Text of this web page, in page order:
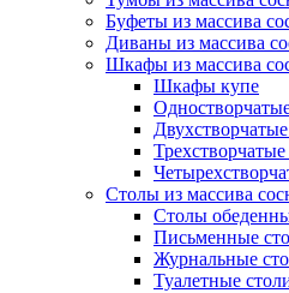
Буфеты из массива
Диваны из массива
Шкафы из массива
Шкафы купе
Столы из массива
Столы
Письменные
Журнальные
Туалетные